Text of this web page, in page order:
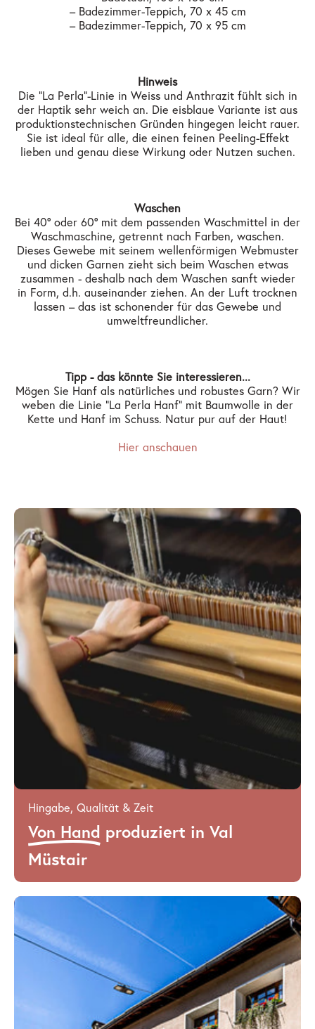
– Badezimmer-Teppich, 70 x 45 cm
– Badezimmer-Teppich, 70 x 95 cm
Hinweis
Die "La Perla"-Linie in Weiss und Anthrazit fühlt sich in
der Haptik sehr weich an. Die eisblaue Variante ist aus
produktionstechnischen Gründen hingegen leicht rauer.
Sie ist ideal für alle, die einen feinen Peeling-Effekt
lieben und genau diese Wirkung oder Nutzen suchen.
Waschen
Bei 40° oder 60° mit dem passenden Waschmittel in der
Waschmaschine, getrennt nach Farben, waschen.
Dieses Gewebe mit seinem wellenförmigen Webmuster
und dicken Garnen zieht sich beim Waschen etwas
zusammen - deshalb nach dem Waschen sanft wieder
in Form, d.h. auseinander ziehen. An der Luft trocknen
lassen – das ist schonender für das Gewebe und
umweltfreundlicher.
Tipp - das könnte Sie interessieren...
Mögen Sie Hanf als natürliches und robustes Garn? Wir
weben die Linie "La Perla Hanf" mit Baumwolle in der
Kette und Hanf im Schuss. Natur pur auf der Haut!
Hier anschauen
Hingabe, Qualität & Zeit
Von Hand produziert in Val
Müstair